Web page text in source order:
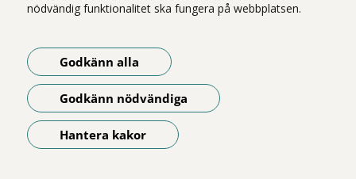
nödvändig funktionalitet ska fungera på webbplatsen.
Godkänn alla
Godkänn nödvändiga
Hantera kakor
Vi ingår i Stockholms läns sjukvårdsområde som erbjuder hälso- och
sjukvård i Region Stockholms regi.
Illustrationerna på webbplatsen är gjorda av Magnus Marklund. Foton
är tagna av Yanan Li, om inget annat anges.
Om webbplatsen